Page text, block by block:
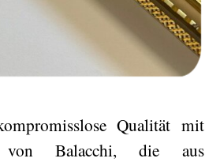
Qualität mit
von Balacchi, die aus